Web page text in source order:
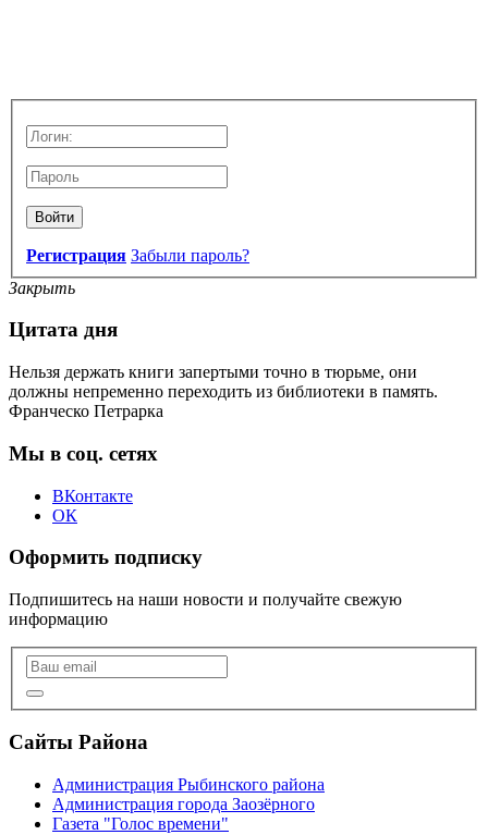
Войти
Регистрация Забыли пароль?
Закрыть
Цитата дня
Нельзя держать книги запертыми точно в тюрьме, они
должны непременно переходить из библиотеки в память.
Франческо Петрарка
Мы в соц. сетях
ВКонтакте
ОК
Оформить подписку
Подпишитесь на наши новости и получайте свежую
информацию
Сайты Района
Администрация Рыбинского района
Администрация города Заозёрного
Газета "Голос времени"